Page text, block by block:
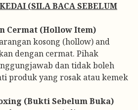
(SILA BACA SEBELUM
Cermat (Hollow Item)
kosong (hollow) and
dengan cermat. Pihak
dan tidak boleh
produk yang rosak atau kemek
(Bukti Sebelum Buka)